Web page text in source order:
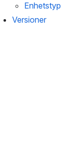
Enhetstyp
Versioner